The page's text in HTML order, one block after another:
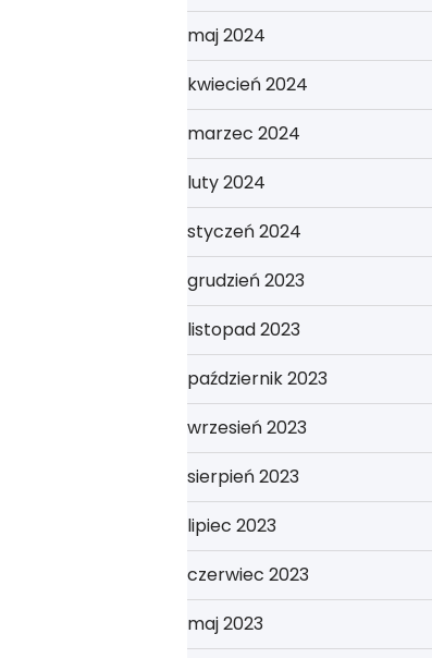
maj 2024
kwiecień 2024
marzec 2024
luty 2024
styczeń 2024
grudzień 2023
listopad 2023
październik 2023
wrzesień 2023
sierpień 2023
lipiec 2023
czerwiec 2023
maj 2023